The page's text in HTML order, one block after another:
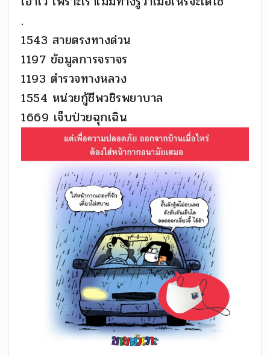
.
1543 สายตรงทางด่วน
1197 ข้อมูลการจราจร
1193 ตำรวจทางหลวง
1554 หน่วยกู้ชีพวชิรพยาบาล
1669 เจ็บป่วยฉุกเฉิน